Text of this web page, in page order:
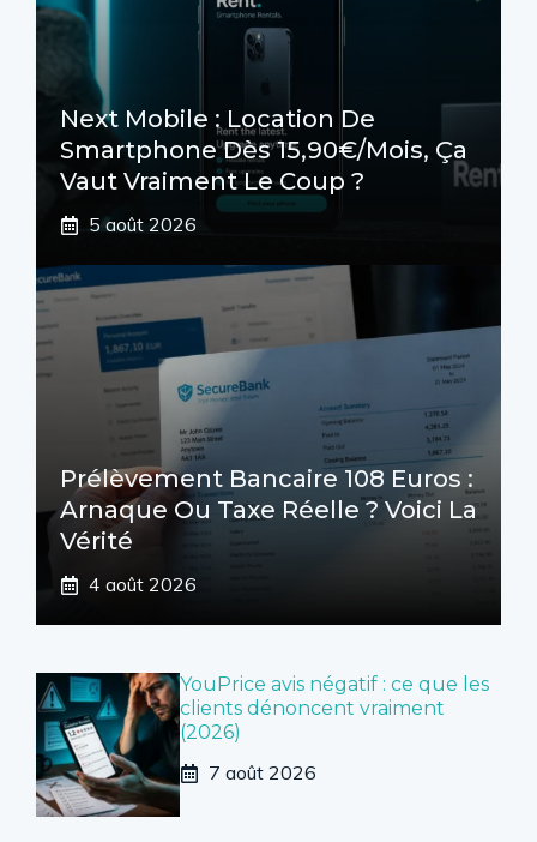
Next Mobile : Location De
Smartphone Dès 15,90€/mois, Ça
Vaut Vraiment Le Coup ?
5 août 2026
Prélèvement Bancaire 108 Euros :
Arnaque Ou Taxe Réelle ? Voici La
Vérité
4 août 2026
YouPrice avis négatif : ce que les
clients dénoncent vraiment
(2026)
7 août 2026